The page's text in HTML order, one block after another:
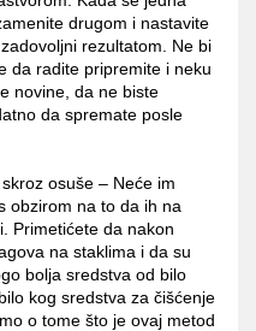
drugom i nastavite
rezultatom. Ne bi
da radite pripremite i neku
novine, da ne biste
da spremate posle
osuše – Neće im
obzirom na to da ih na
Primetićete da nakon
na staklima i da su
bolja sredstva od bilo
kog sredstva za čišćenje
o tome što je ovaj metod